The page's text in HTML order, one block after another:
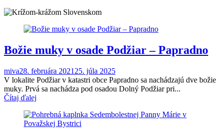
Božie muky v osade Podžiar – Papradno
miva28. februára 2021 25. júla 2025
V lokalite Podžiar v katastri obce Papradno sa nachádzajú dve božie
muky. Prvá sa nachádza pod osadou Dolný Podžiar pri...
Čítaj ďalej